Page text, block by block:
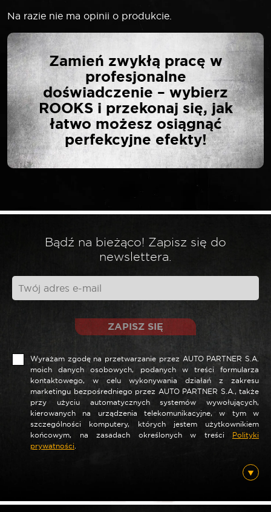
Na razie nie ma opinii o produkcie.
NAPISZ PIERWSZĄ
OPINIĘ O „SELTA
ZESTAW KLUCZY
IMBUSOWYCH EXTRA
DŁUGICH HEX W
UCHWYCIE 10
ELEMENTÓW 1,27-10 MM”
Wymagane pola są oznaczone*
Twoja ocena*
Twoja opinia *
Nazwa*
E-mail*
Zamień zwykłą pracę w
profesjonalne
doświadczenie – wybierz
ROOKS i przekonaj się, jak
łatwo możesz osiągnąć
perfekcyjne efekty!
Bądź na bieżąco! Zapisz się do
newslettera.
ZAPISZ SIĘ
Wyrażam zgodę na przetwarzanie przez AUTO PARTNER S.A.
moich danych osobowych, podanych w treści formularza
kontaktowego, w celu wykonywania działań z zakresu
marketingu bezpośredniego przez AUTO PARTNER S.A., także
przy użyciu automatycznych systemów wywołujących,
kierowanych na urządzenia telekomunikacyjne, w tym w
szczególności komputery, których jestem użytkownikiem
końcowym, na zasadach określonych w treści Polityki
prywatności